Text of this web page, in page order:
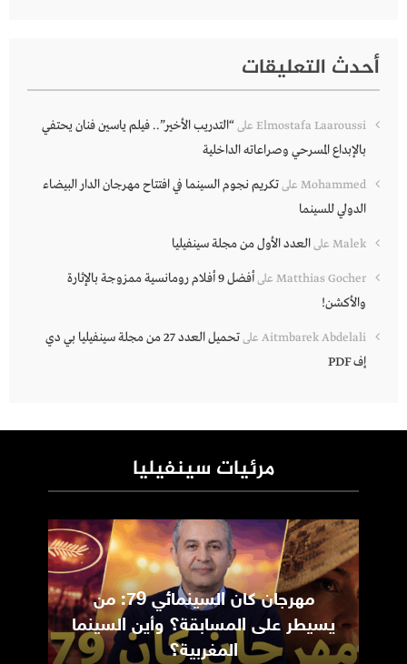
أحدث التعليقات
Elmostafa Laaroussi على“التدريب الأخير”.. فيلم ياسين فنان يحتفي
بالإبداع المسرحي وصراعاته الداخلية
Mohammed علىتكريم نجوم السينما في افتتاح مهرجان الدار البيضاء
الدولي للسينما
Malek علىالعدد الأول من مجلة سينفيليا
Matthias Gocher على
أفضل 9 أفلام رومانسية ممزوجة بالإثارة
والأكشن!
Aitmbarek Abdelali على
تحميل العدد 27 من مجلة سينفيليا بي دي
إف PDF
مرئيات سينفيليا
مهرجان كان السينمائي 79: من
يسيطر على المسابقة؟ وأين السينما
المغربية؟